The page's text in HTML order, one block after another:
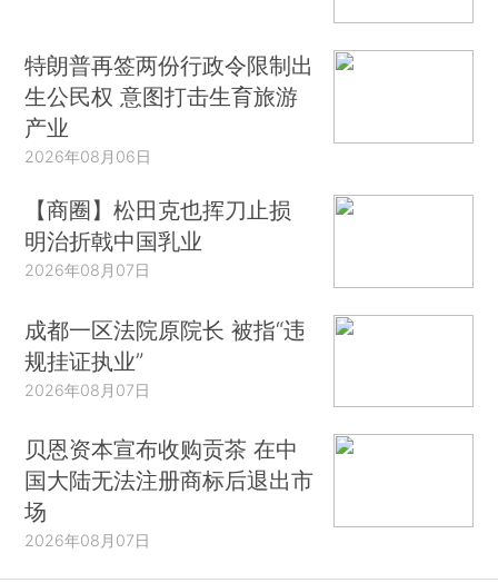
特朗普再签两份行政令限制出
生公民权 意图打击生育旅游
产业
2026年08月06日
【商圈】松田克也挥刀止损
明治折戟中国乳业
2026年08月07日
成都一区法院原院长 被指“违
规挂证执业”
2026年08月07日
贝恩资本宣布收购贡茶 在中
国大陆无法注册商标后退出市
场
2026年08月07日